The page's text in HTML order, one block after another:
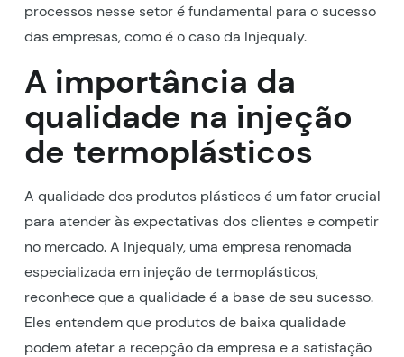
processos nesse setor é fundamental para o sucesso
das empresas, como é o caso da Injequaly.
A importância da
qualidade na injeção
de termoplásticos
A qualidade dos produtos plásticos é um fator crucial
para atender às expectativas dos clientes e competir
no mercado. A Injequaly, uma empresa renomada
especializada em injeção de termoplásticos,
reconhece que a qualidade é a base de seu sucesso.
Eles entendem que produtos de baixa qualidade
podem afetar a recepção da empresa e a satisfação